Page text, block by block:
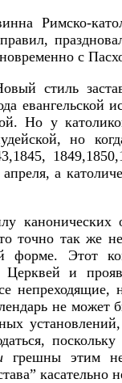
Римско-
с
стиль
евангельской
Но у
но
а
канонических
точно так же
форме. Этот
Церквей и
непреходящие,
не может
грешны этим